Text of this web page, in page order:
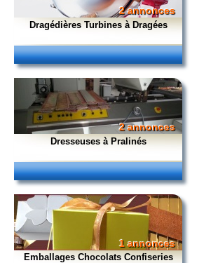
2 annonces
Dragédières Turbines à Dragées
2 annonces
Dresseuses à Pralinés
1 annonces
Emballages Chocolats Confiseries